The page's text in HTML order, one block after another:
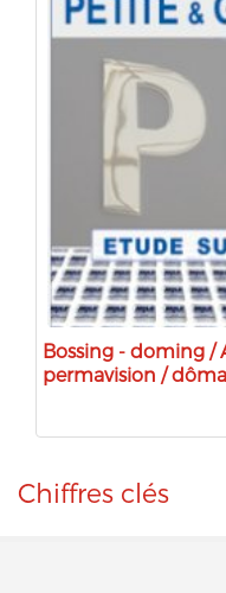
Bossing - doming /
permavision /
Chiffres clés